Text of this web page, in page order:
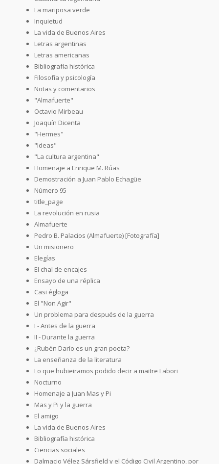
La mariposa verde
Inquietud
La vida de Buenos Aires
Letras argentinas
Letras americanas
Bibliografía histórica
Filosofía y psicología
Notas y comentarios
"Almafuerte"
Octavio Mirbeau
Joaquín Dicenta
"Hermes"
"Ideas"
"La cultura argentina"
Homenaje a Enrique M. Rúas
Demostración a Juan Pablo Echagüe
Número 95
title_page
La revolución en rusia
Almafuerte
Pedro B. Palacios (Almafuerte) [Fotografía]
Un misionero
Elegías
El chal de encajes
Ensayo de una réplica
Casi égloga
El "Non Agir"
Un problema para después de la guerra
I - Antes de la guerra
II - Durante la guerra
¿Rubén Darío es un gran poeta?
La enseñanza de la literatura
Lo que hubieiramos podido decir a maitre Labori
Nocturno
Homenaje a Juan Mas y Pi
Mas y Pi y la guerra
El amigo
La vida de Buenos Aires
Bibliografía histórica
Ciencias sociales
Dalmacio Vélez Sársfield y el Código Civil Argentino, por